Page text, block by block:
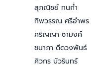
สุภณิชย์ ทนก่ำ
ทิพวรรณ ศรีอำพร
ศริญญา ซามงค์
ชนาภา ดีดวงพันธ์
ศิวกร บัวรินทร์